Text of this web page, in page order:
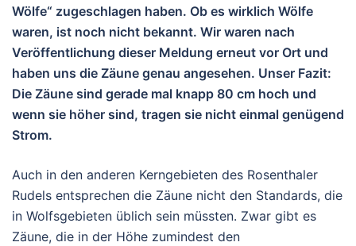
Wölfe“ zugeschlagen haben. Ob es wirklich Wölfe
waren, ist noch nicht bekannt. Wir waren nach
Veröffentlichung dieser Meldung erneut vor Ort und
haben uns die Zäune genau angesehen. Unser Fazit:
Die Zäune sind gerade mal knapp 80 cm hoch und
wenn sie höher sind, tragen sie nicht einmal genügend
Strom.
Auch in den anderen Kerngebieten des Rosenthaler
Rudels entsprechen die Zäune nicht den Standards, die
in Wolfsgebieten üblich sein müssten. Zwar gibt es
Zäune, die in der Höhe zumindest den